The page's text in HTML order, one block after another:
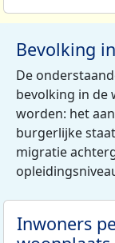
Bevolking
De
bevolking in de
worden: het
burgerlijke
migratie
Inwoners